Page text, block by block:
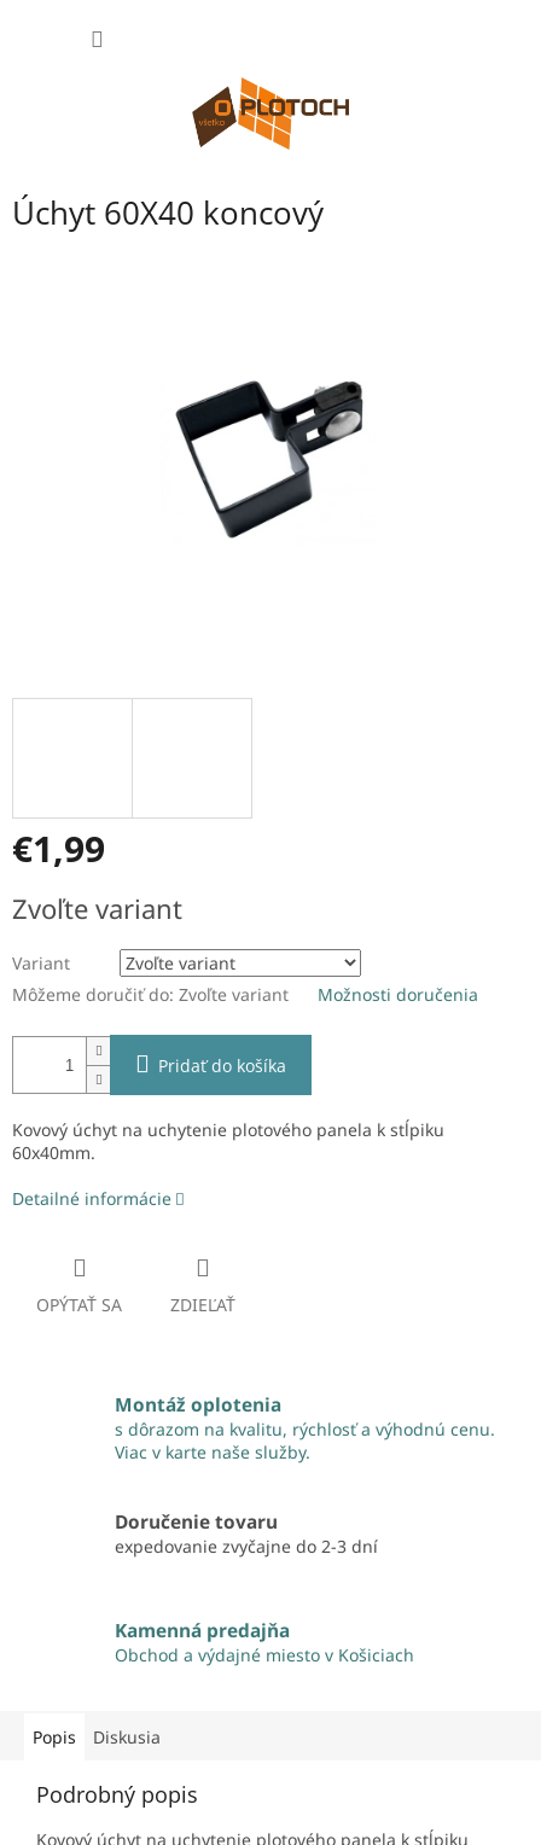
Úchyt 60X40 koncový
€1,99
cena:
Zvoľte variant
Variant
Môžeme doručiť do: Zvoľte variant Možnosti doručenia
Pridať do košíka
Kovový úchyt na uchytenie plotového panela k stĺpiku
60x40mm.
Detailné informácie
OPÝTAŤ SA ZDIEĽAŤ
Montáž oplotenia
s dôrazom na kvalitu, rýchlosť a výhodnú cenu.
Viac v karte naše služby.
Doručenie tovaru
expedovanie zvyčajne do 2-3 dní
Kamenná predajňa
Obchod a výdajné miesto v Košiciach
Popis Diskusia
Podrobný popis
Kovový úchyt na uchytenie plotového panela k stĺpiku